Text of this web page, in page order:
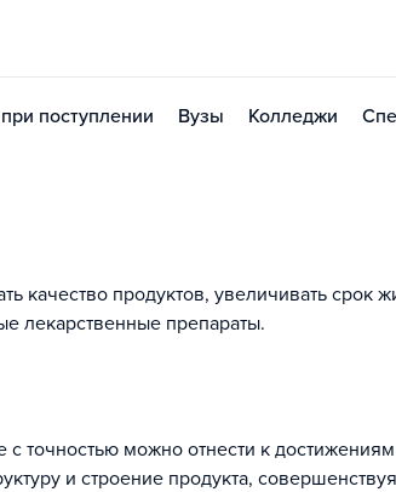
поступлении Вузы Колледжи
качество продуктов, увеличивать срок
лекарственные препараты.
точностью можно отнести к достижениям
и строение продукта,